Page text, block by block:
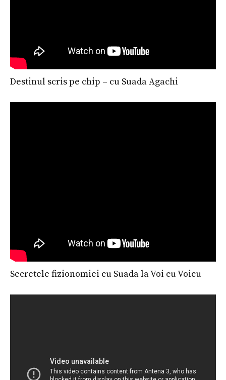
Destinul scris pe chip – cu Suada Agachi
Secretele fizionomiei cu Suada la Voi cu Voicu